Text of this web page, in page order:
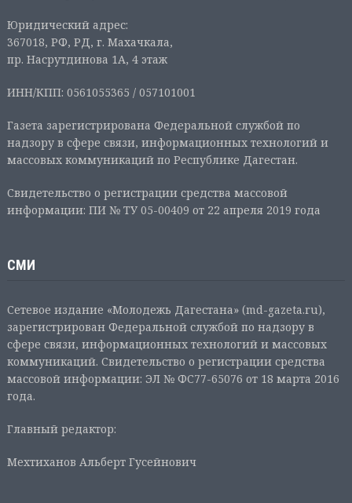
Юридический адрес:
367018, РФ, РД, г. Махачкала,
пр. Насрутдинова 1А, 4 этаж
ИНН/КПП: 0561055365 / 057101001
Газета зарегистрирована Федеральной службой по
надзору в сфере связи, информационных технологий и
массовых коммуникаций по Республике Дагестан.
Свидетельство о регистрации средства массовой
информации: ПИ № ТУ 05-00409 от 22 апреля 2019 года
СМИ
Сетевое издание «Молодежь Дагестана» (md-gazeta.ru),
зарегистрирован Федеральной службой по надзору в
сфере связи, информационных технологий и массовых
коммуникаций. Свидетельство о регистрации средства
массовой информации: ЭЛ № ФС77-65076 от 18 марта 2016
года.
Главный редактор:
Мехтиханов Альберт Гусейнович